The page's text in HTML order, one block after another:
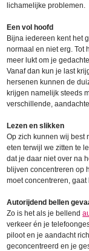
lichamelijke problemen.
Een vol hoofd
Bijna iedereen kent het
normaal en niet erg. Tot
meer lukt om je
Vanaf dan kun je last
hersenen kunnen de
krijgen namelijk steeds
verschillende,
Lezen en slikken
Op zich kunnen wij best
eten terwijl we zitten te
dat je daar niet over na
blijven concentreren op
moet concentreren, gaat
Autorijdend bellen
Zo is het als je bellend
verkeer én je
piloot en je aandacht
geconcentreerd en je